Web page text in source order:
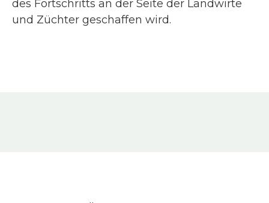
des Fortschritts an der Seite der Landwirte
und Züchter geschaffen wird.